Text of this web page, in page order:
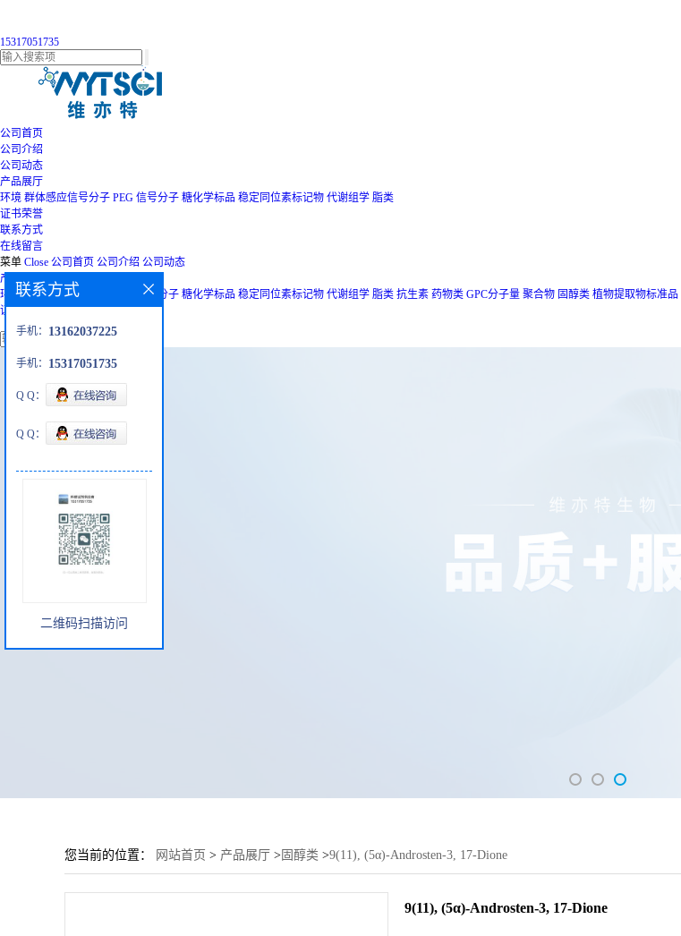
15317051735
公司首页
公司介绍
公司动态
产品展厅
环境 群体感应信号分子 PEG 信号分子 糖化学标品 稳定同位素标记物 代谢组学 脂类
证书荣誉
联系方式
在线留言
菜单 Close 公司首页 公司介绍 公司动态
产品展厅
环境 群体感应信号分子 信号分子 糖化学标品 稳定同位素标记物 代谢组学 脂类 抗生素 药物类 GPC分子量 聚合物 固醇类 植物提取物标准品
证书荣誉 联系方式 在线留言
您当前的位置： 网站首页 > 产品展厅 > 固醇类 >9(11), (5α)-Androsten-3, 17-Dione
9(11), (5α)-Androsten-3, 17-Dione
联系方式
手机： 13162037225
手机： 15317051735
Q Q：
Q Q：
二维码扫描访问